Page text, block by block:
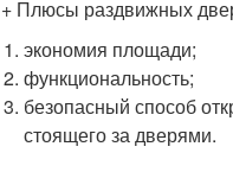
+ Плюсы раздвижных
экономия площади;
функциональность;
безопасный способ
стоящего за дверями.